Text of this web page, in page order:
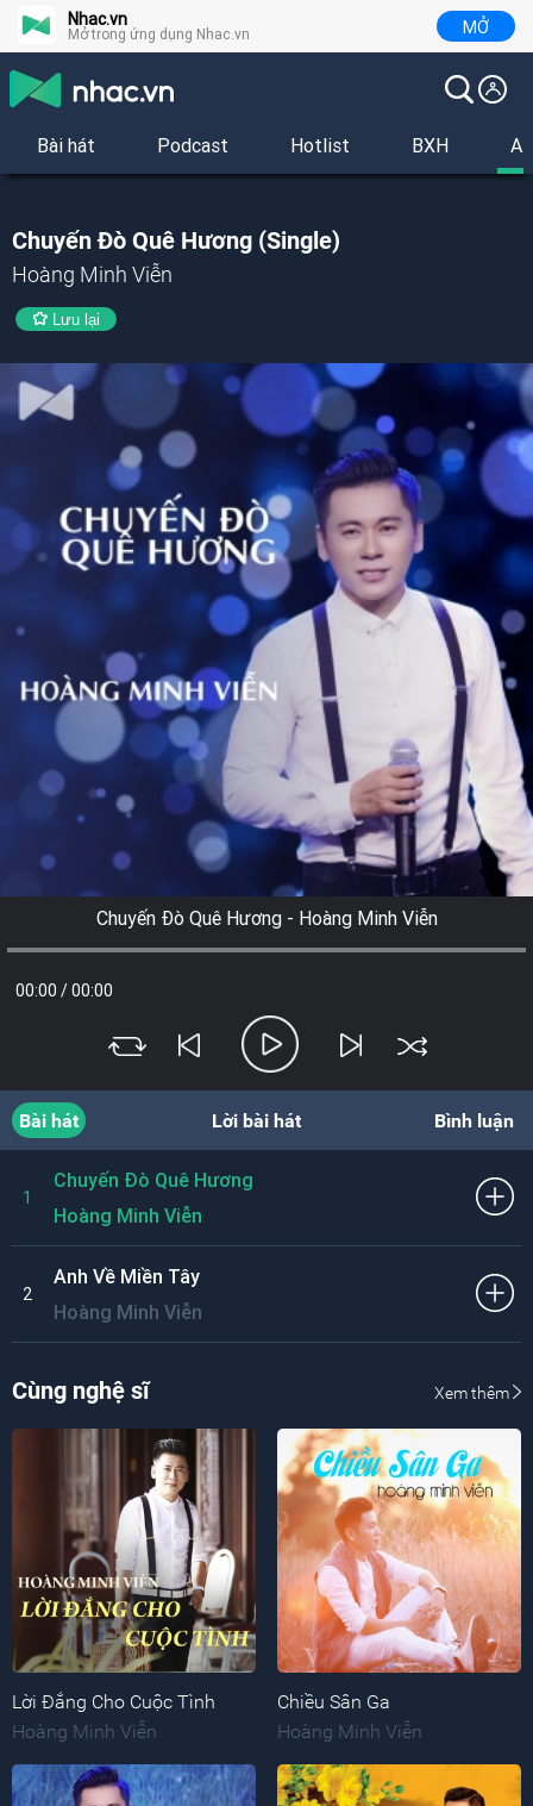
Nhac.vn
Mở trong ứng dụng Nhac.vn MỞ
Bài hát Podcast Hotlist BXH
Chuyến Đò Quê Hương (Single)
Hoàng Minh Viễn
Lưu lại
Chuyến Đò Quê Hương - Hoàng Minh Viễn
00:00 /00:00
Bài hát Lời bài hát Bình luận
1
Chuyến Đò Quê Hương
Hoàng Minh Viễn
2
Anh Về Miền Tây
Hoàng Minh Viễn
Cùng nghệ sĩ Xem thêm
Lời Đắng Cho Cuộc Tình
Hoàng Minh Viễn
Chiều Sân Ga
Hoàng Minh Viễn